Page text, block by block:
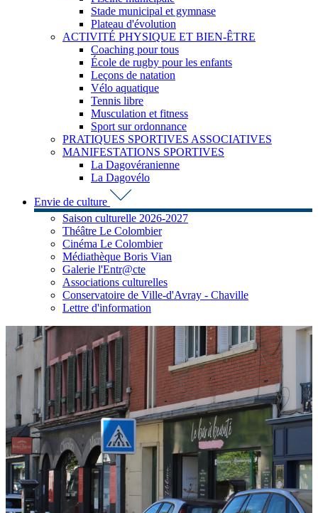
Stade municipal et gymnase
Plateau d'évolution
ACTIVITÉ PHYSIQUE ET BIEN-ÊTRE
Coaching pour tous
École de rugby pour les enfants
Leçons de natation
Vélo aquatique
Tennis libre
Musculation et fitness
Sport sur ordonnance
PRATIQUES SPORTIVES ASSOCIATIVES
MANIFESTATIONS SPORTIVES
La Dagovéranienne
La Dagovélo
Envie de culture
Saison culturelle 2026-2027
Théâtre Le Colombier
Cinéma Le Colombier
Médiathèque Boris Vian
Galerie l'Entr@cte
Associations culturelles
Conservatoire de Ville-d'Avray - Chaville
Lettre d'information